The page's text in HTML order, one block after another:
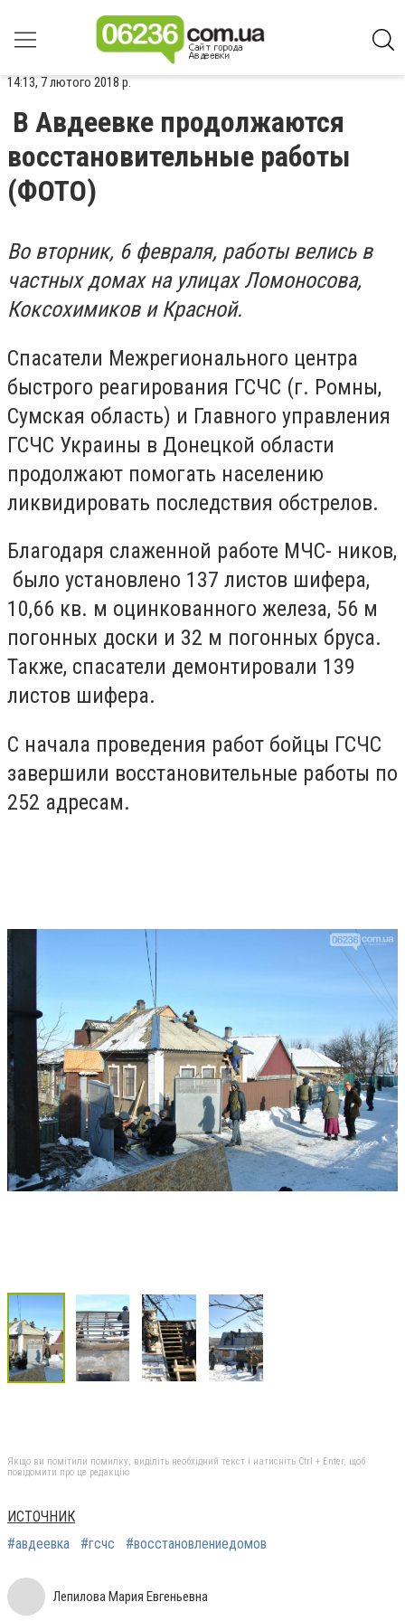
14:13, 7 лютого 2018 р.
В Авдеевке продолжаются
восстановительные работы
(ФОТО)
Во вторник, 6 февраля, работы велись в
частных домах на улицах Ломоносова,
Коксохимиков и Красной.
Спасатели Межрегионального центра
быстрого реагирования ГСЧС (г. Ромны,
Сумская область) и Главного управления
ГСЧС Украины в Донецкой области
продолжают помогать населению
ликвидировать последствия обстрелов.
Благодаря слаженной работе МЧС- ников,
было установлено 137 листов шифера,
10,66 кв. м оцинкованного железа, 56 м
погонных доски и 32 м погонных бруса.
Также, спасатели демонтировали 139
листов шифера.
С начала проведения работ бойцы ГСЧС
завершили восстановительные работы по
252 адресам.
Якщо ви помітили помилку, виділіть необхідний текст і натисніть Ctrl + Enter, щоб
повідомити про це редакцію
ИСТОЧНИК
#авдеевка
#гсчс #восстановлениедомов
Лепилова Мария Евгеньевна